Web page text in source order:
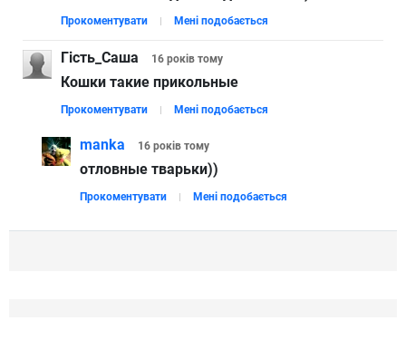
Прокоментувати Мені подобається
Гість_Саша 16 років тому
Кошки такие прикольные
Прокоментувати Мені подобається
manka 16 років тому
отловные тварьки))
Прокоментувати Мені подобається